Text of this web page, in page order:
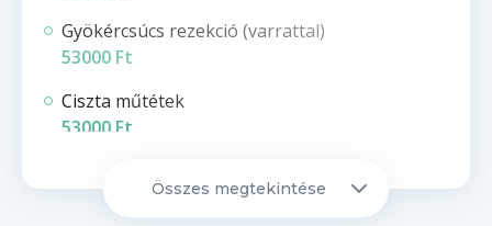
Gyökércsúcs rezekció (varrattal)
53000 Ft
Ciszta műtétek
53000 Ft
Energiadíj (páciensenként, havi egy
alkalommal fizetendő) - 1500
Összes megtekintése